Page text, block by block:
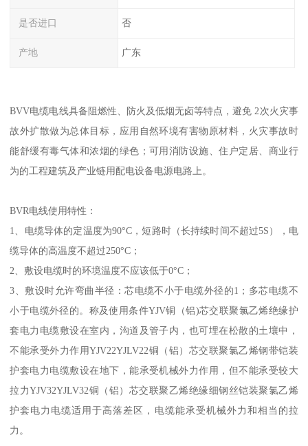
是否进口 否
产地 广东
BVV电缆电线具备阻燃性、防火及低烟无卤等特点，避免 2次火灾事
故外扩散做为总体目标，应用自然环境有害物原材料，火灾事故时
能舒缓有毒气体和浓烟的绿色；可用消防设施、住户定居、商业行
为的工程建筑及产业链用配电设备电源电路上。
BVR电线使用特性：
1、电缆导体的定温度为90°C，短路时（长持续时间不超过5S），电
缆导体的高温度不超过250°C；
2、敷设电缆时的环境温度不应该低于0°C；
3、敷设时允许弯曲半径：芯电缆不小于电缆外径的1；多芯电缆不
小于电缆外径的。称及使用条件YJV铜（铝)芯交联聚氯乙烯绝缘护
套电力电缆敷设在室内，沟道及管子内，也可埋在松散的土壤中，
不能承受外力作用YJV22YJLV22铜（铝）芯交联聚氯乙烯钢带铠装
护套电力电缆敷设在地下，能承受机械外力作用，但不能承受较大
拉力YJV32YJLV32铜（铝）芯交联聚乙烯绝缘细钢丝铠装聚氯乙烯
护套电力电缆适用于高落差区，电缆能承受机械外力和相当的拉
力。